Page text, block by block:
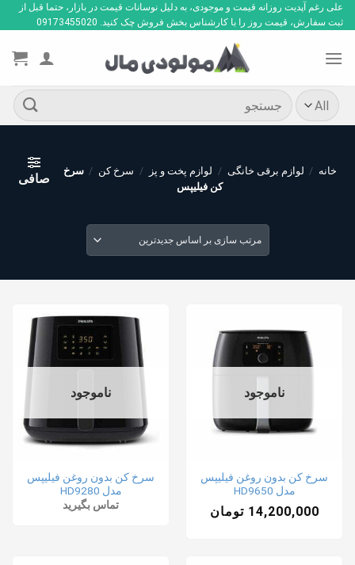
Skip
to
علی رغم آپدیت روزانه قیمت و موجودی، به دلیل نوسانات قیمت در بازار، حتما قبل از
ثبت سفارش، قیمت روز را با کارشناس بخش فروش چک کنید. 09173455020
جستجو
برای:
خانه / لوازم برقی خانگی / لوازم پخت و پز / سرخ کن / سرخ
کن فیلیپس
صافی
ناموجود
سرخ کن بدون روغن فیلیپس
مدل HD9650
14,200,000 تومان
ناموجود
سرخ کن بدون روغن فیلیپس
مدل HD9280
تماس بگیرید